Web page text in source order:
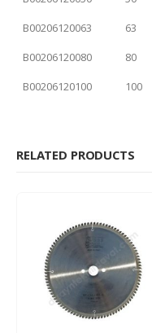
B00206120063
63
B00206120080
80
B00206120100
100
RELATED PRODUCTS